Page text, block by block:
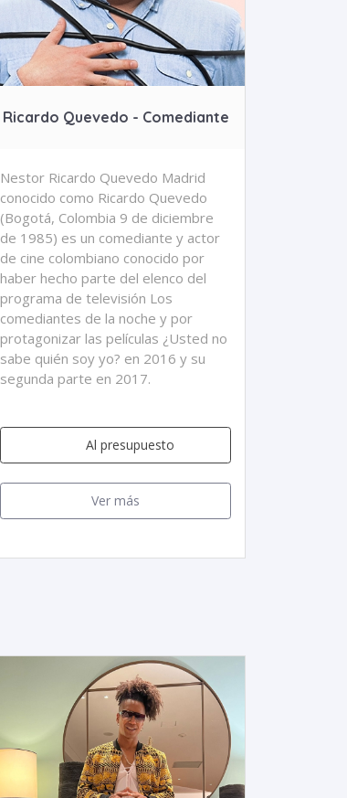
Ricardo Quevedo - Comediante
Nestor Ricardo Quevedo Madrid
conocido como Ricardo Quevedo
(Bogotá, Colombia 9 de diciembre
de 1985) es un comediante y actor
de cine colombiano conocido por
haber hecho parte del elenco del
programa de televisión Los
comediantes de la noche y por
protagonizar las películas ¿Usted no
sabe quién soy yo? en 2016 y su
segunda parte en 2017.
Al presupuesto
Ver más